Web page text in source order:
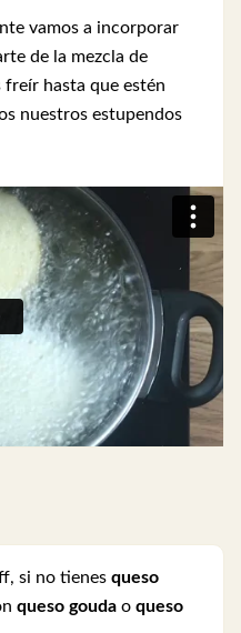
vamos a incorporar
de la mezcla de
freír hasta que estén
nuestros estupendos
si no tienes queso
queso gouda o queso